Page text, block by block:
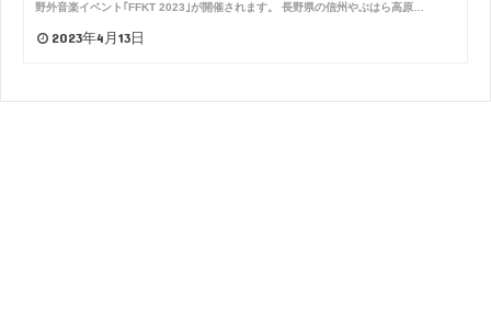
野外音楽イベント｢FFKT 2023｣が開催されます。 長野県の信州やぶはら高原…
2023年4月13日